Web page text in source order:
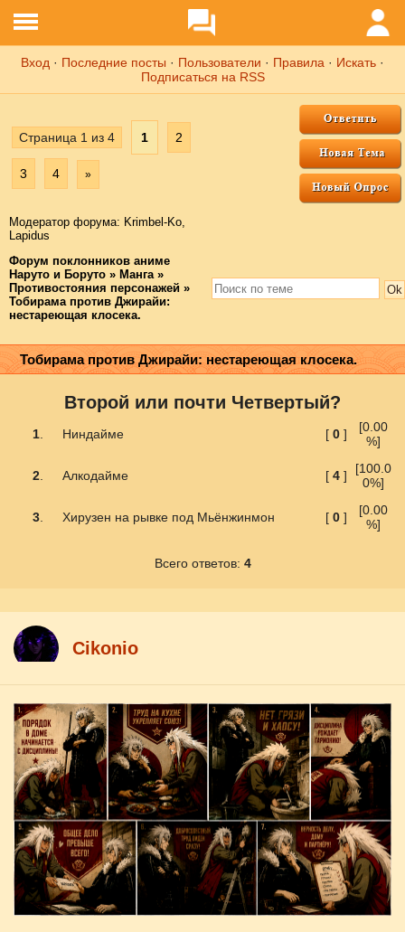
Вход · Последние посты · Пользователи · Правила · Искать ·
Подписаться на RSS
Страница 1 из 4 1 2
3 4 »
Модератор форума: Krimbel-Ko,
Lapidus
Форум поклонников аниме
Наруто и Боруто » Манга »
Противостояния персонажей »
Тобирама против Джирайи:
нестареющая клосека.
Тобирама против Джирайи: нестареющая клосека.
Второй или почти Четвертый?
1 Ниндайме [ 0]
[0.00
%]
2 Алкодайме [ 4]
[100.0
0%]
3 Хирузен на рывке под Мьёнжинмон [ 0]
[0.00
%]
Всего ответов: 4
Cikоnio